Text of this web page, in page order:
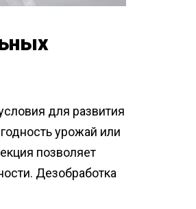
для развития
урожай или
позволяет
Дезобработка